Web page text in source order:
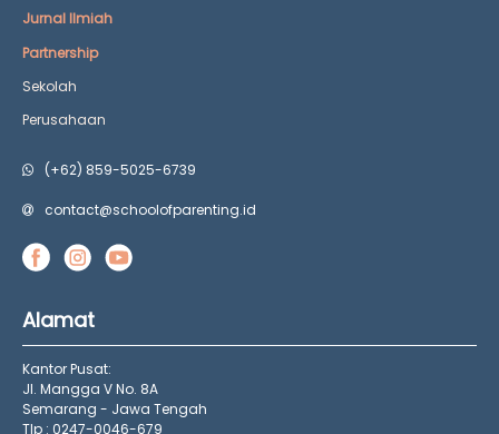
Jurnal Ilmiah
Partnership
Sekolah
Perusahaan
(+62) 859-5025-6739
contact@schoolofparenting.id
Alamat
Kantor Pusat:
Jl. Mangga V No. 8A
Semarang - Jawa Tengah
Tlp : 0247-0046-679